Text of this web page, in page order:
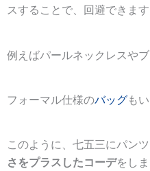
スすることで、回避できま
例えばパールネックレスや
フォーマル仕様のバッグも
このように、七五三にパン
さをプラスしたコーデをし